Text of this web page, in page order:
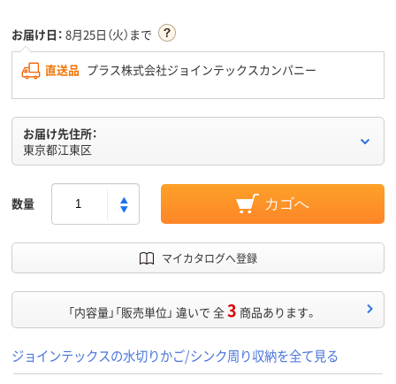
お届け日： 8月25日（火）まで
直送品 プラス株式会社ジョインテックスカンパニー
お届け先住所：
東京都江東区
数量 カゴへ
マイカタログへ登録
「内容量」「販売単位」 違いで 全3 商品あります。
ジョインテックスの水切りかご/シンク周り収納を全て見る